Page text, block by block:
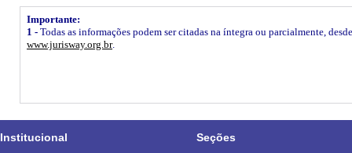
Importante:
1 - Todas as informações podem ser citadas na íntegra ou parcialmente,
www.jurisway.org.br.
Institucional Seções